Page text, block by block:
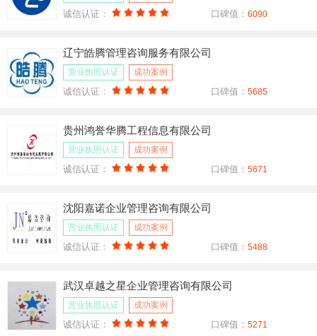
诚信认证： 口碑值：6090
辽宁皓腾管理咨询服务有限公司
营业执照认证 成功案例
诚信认证： 口碑值：5685
贵州鸿誉华腾工程信息有限公司
营业执照认证 成功案例
诚信认证： 口碑值：5671
沈阳嘉诺企业管理咨询有限公司
营业执照认证 成功案例
诚信认证： 口碑值：5488
武汉卓越之星企业管理咨询有限公司
营业执照认证 成功案例
诚信认证： 口碑值：5271